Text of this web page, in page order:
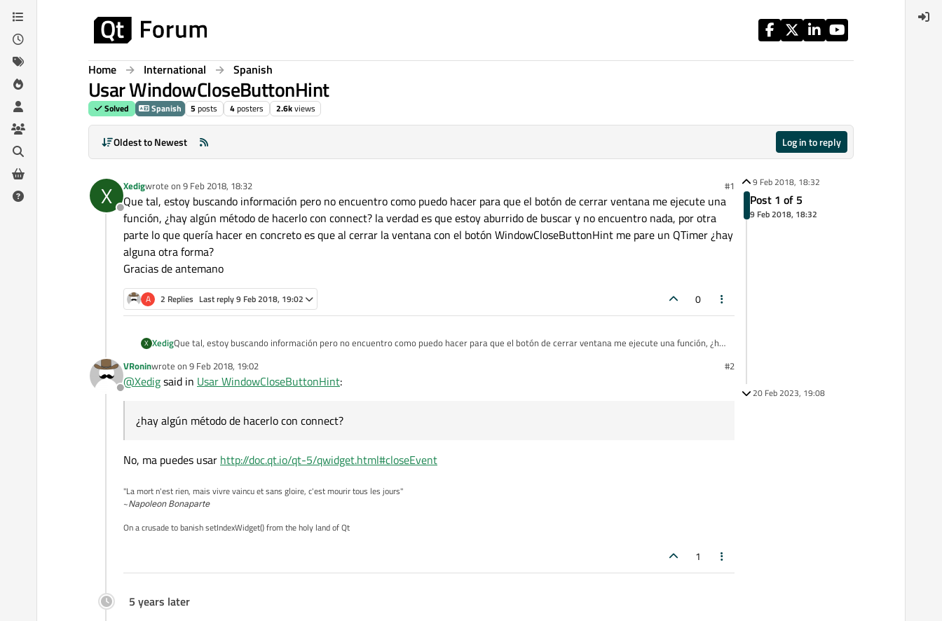
Skip to content
Home International Spanish
Usar WindowCloseButtonHint
Solved Spanish 5 posts 4posters 2.6kviews
Oldest to Newest Log in to reply
X
Offline
Xedigwrote on 9 Feb 2018, 18:32
last edited by #1
Que tal, estoy buscando información pero no encuentro como puedo hacer para que el botón de cerrar ventana me ejecute una
función, ¿hay algún método de hacerlo con connect? la verdad es que estoy aburrido de buscar y no encuentro nada, por otra
parte lo que quería hacer en concreto es que al cerrar la ventana con el botón WindowCloseButtonHint me pare un QTimer ¿hay
alguna otra forma?
Gracias de antemano
A 2 Replies Last reply9 Feb 2018, 19:02 0
X XedigQue tal, estoy buscando información pero no encuentro como puedo hacer para que el botón de cerrar ventana me ejecute una función, ¿hay
concreto es que al cerrar la ventana con el botón WindowCloseButtonHint me pare un QTimer ¿hay alguna otra forma?
Gracias de antemano
Offline
VRoninwrote on 9 Feb 2018, 19:02
last edited by #2
@Xedigsaid in Usar WindowCloseButtonHint:
¿hay algún método de hacerlo con connect?
No, ma puedes usar http://doc.qt.io/qt-5/qwidget.html#closeEvent
"La mort n'est rien, mais vivre vaincu et sans gloire, c'est mourir tous les jours"
~Napoleon Bonaparte
On a crusade to banish setIndexWidget() from the holy land of Qt
1
5 years later
9 Feb 2018, 18:32
Post 1 of 5
9 Feb 2018, 18:32
20 Feb 2023, 19:08